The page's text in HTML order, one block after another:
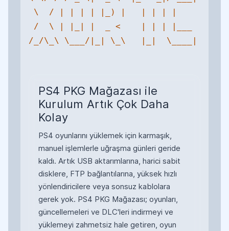
\  / | | | | |_) |   | | | |
/  \ | |_| |  _ <    | | | |___
/_/\_\ \___/|_| \_\   |_|  \____|
PS4 PKG Mağazası ile
Kurulum Artık Çok Daha
Kolay
PS4 oyunlarını yüklemek için karmaşık,
manuel işlemlerle uğraşma günleri geride
kaldı. Artık USB aktarımlarına, harici sabit
disklere, FTP bağlantılarına, yüksek hızlı
yönlendiricilere veya sonsuz kablolara
gerek yok. PS4 PKG Mağazası; oyunları,
güncellemeleri ve DLC'leri indirmeyi ve
yüklemeyi zahmetsiz hale getiren, oyun